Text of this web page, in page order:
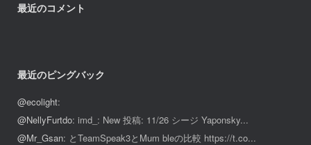
最近のコメント
最近のピングバック
@ecolight:
@NellyFurtdo: imd_: New 投稿: 11/26 シージ Yaponsky...
@Mr_Gsan: とTeamSpeak3とMum bleの比較 https://t.co...